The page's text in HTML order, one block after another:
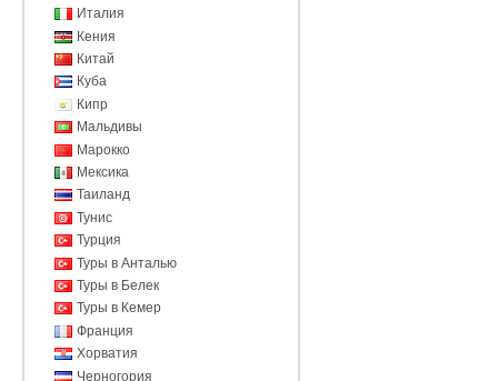
Италия
Кения
Китай
Куба
Кипр
Мальдивы
Марокко
Мексика
Таиланд
Тунис
Турция
Туры в Анталью
Туры в Белек
Туры в Кемер
Франция
Хорватия
Черногория